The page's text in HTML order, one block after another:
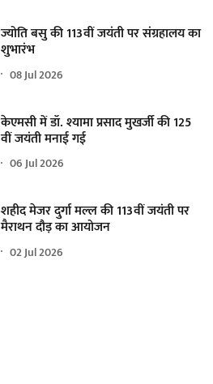
ज्योति बसु की 113वीं जयंती पर संग्रहालय का
शुभारंभ
08 Jul 2026
केएमसी में डॉ. श्यामा प्रसाद मुखर्जी की 125
वीं जयंती मनाई गई
06 Jul 2026
शहीद मेजर दुर्गा मल्ल की 113वीं जयंती पर
मैराथन दौड़ का आयोजन
02 Jul 2026